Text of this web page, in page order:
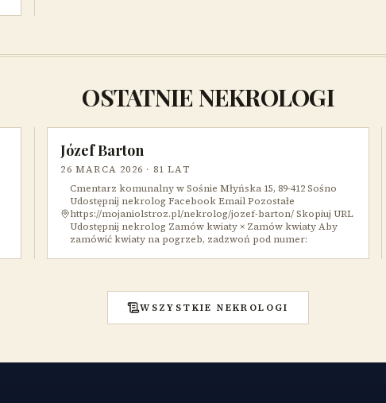
OSTATNIE NEKROLOGI
Józef Barton
26 MARCA 2026 · 81 LAT
Cmentarz komunalny w Sośnie Młyńska 15, 89-412 Sośno
Udostępnij nekrolog Facebook Email Pozostałe
https://mojaniolstroz.pl/nekrolog/jozef-barton/ Skopiuj URL
Udostępnij nekrolog Zamów kwiaty × Zamów kwiaty Aby
zamówić kwiaty na pogrzeb, zadzwoń pod numer:
WSZYSTKIE NEKROLOGI